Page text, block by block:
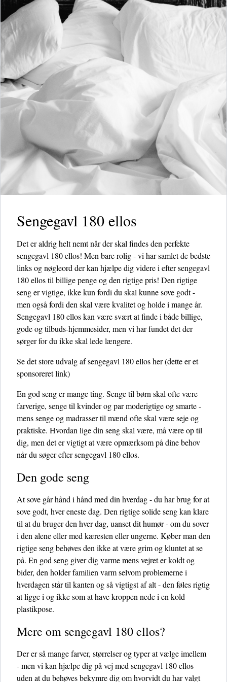
Sengegavl 180 ellos
Det er aldrig helt nemt når der skal findes den perfekte
sengegavl 180 ellos! Men bare rolig - vi har samlet de bedste
links og nøgleord der kan hjælpe dig videre i efter sengegavl
180 ellos til billige penge og den rigtige pris! Den rigtige
seng er vigtige, ikke kun fordi du skal kunne sove godt -
men også fordi den skal være kvalitet og holde i mange år.
Sengegavl 180 ellos kan være svært at finde i både billige,
gode og tilbuds-hjemmesider, men vi har fundet det der
sørger for du ikke skal lede længere.
Se det store udvalg af sengegavl 180 ellos her(dette er et
sponsoreret link)
En god seng er mange ting. Senge til børn skal ofte være
farverige, senge til kvinder og par moderigtige og smarte -
mens senge og madrasser til mænd ofte skal være seje og
praktiske. Hvordan lige din seng skal være, må være op til
dig, men det er vigtigt at være opmærksom på dine behov
når du søger efter sengegavl 180 ellos.
Den gode seng
At sove går hånd i hånd med din hverdag - du har brug for at
sove godt, hver eneste dag. Den rigtige solide seng kan klare
til at du bruger den hver dag, uanset dit humør - om du sover
i den alene eller med kæresten eller ungerne. Køber man den
rigtige seng behøves den ikke at være grim og kluntet at se
på. En god seng giver dig varme mens vejret er koldt og
bider, den holder familien varm selvom problemerne i
hverdagen står til kanten og så vigtigst af alt - den føles rigtig
at ligge i og ikke som at have kroppen nede i en kold
plastikpose.
Mere om sengegavl 180 ellos?
Der er så mange farver, størrelser og typer at vælge imellem
- men vi kan hjælpe dig på vej med sengegavl 180 ellos
uden at du behøves bekymre dig om hvorvidt du har valgt